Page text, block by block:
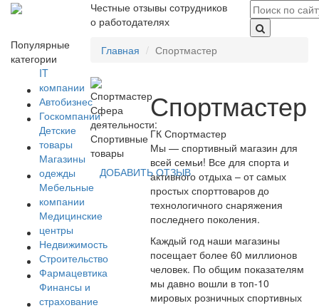
Честные отзывы сотрудников
о работодателях
Популярные
категории
IT
компании
Автобизнес
Госкомпании
Детские
товары
Магазины
одежды
Мебельные
компании
Медицинские
центры
Недвижимость
Строительство
Фармацевтика
Финансы и
страхование
Главная Спортмастер
Сфера
деятельности:
Спортивные
товары
ДОБАВИТЬ ОТЗЫВ
Спортмастер
ГК Спортмастер
Мы — спортивный магазин для
всей семьи! Все для спорта и
активного отдыха – от самых
простых спорттоваров до
технологичного снаряжения
последнего поколения.
Каждый год наши магазины
посещает более 60 миллионов
человек. По общим показателям
мы давно вошли в топ-10
мировых розничных спортивных